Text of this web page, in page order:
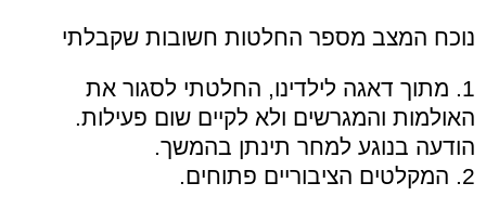
נוכח המצב מספר החלטות חשובות שקבלתי
1. מתוך דאגה לילדינו, החלטתי לסגור את
האולמות והמגרשים ולא לקיים שום פעילות.
הודעה בנוגע למחר תינתן בהמשך.
2. המקלטים הציבוריים פתוחים.